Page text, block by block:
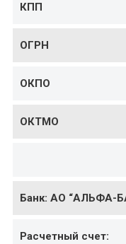
КПП
ОГРН
ОКПО
ОКТМО
Банк: АО “АЛЬФА-
Расчетный счет: